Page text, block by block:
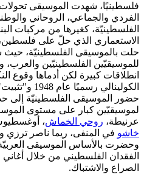
فلسطينيًا، شهدت الموسيقى
الفردي والجماعي، الروحاني
الفلسطينيّة، كغيرها من مركبات
الاستعماري الذي حلّ على فلسطين،
حلت بالموسيقى الفلسطينيّة،
للموسيقيّين الفلسطينيّين
انطلاقات كبيرة لكن أدماها وقوع
الكولينالي
حضور الموسيقى الفلسطينيّة إلى
لموسيقيّين كبار على مستوى
عرنيطة، روحي الخماش،
خاشو في المنفى، ريما ناصر ترزي
وحضرت بالأساس الموسيقى
الفقدان الفلسطيني من خلال
الصراع والاشتباك.